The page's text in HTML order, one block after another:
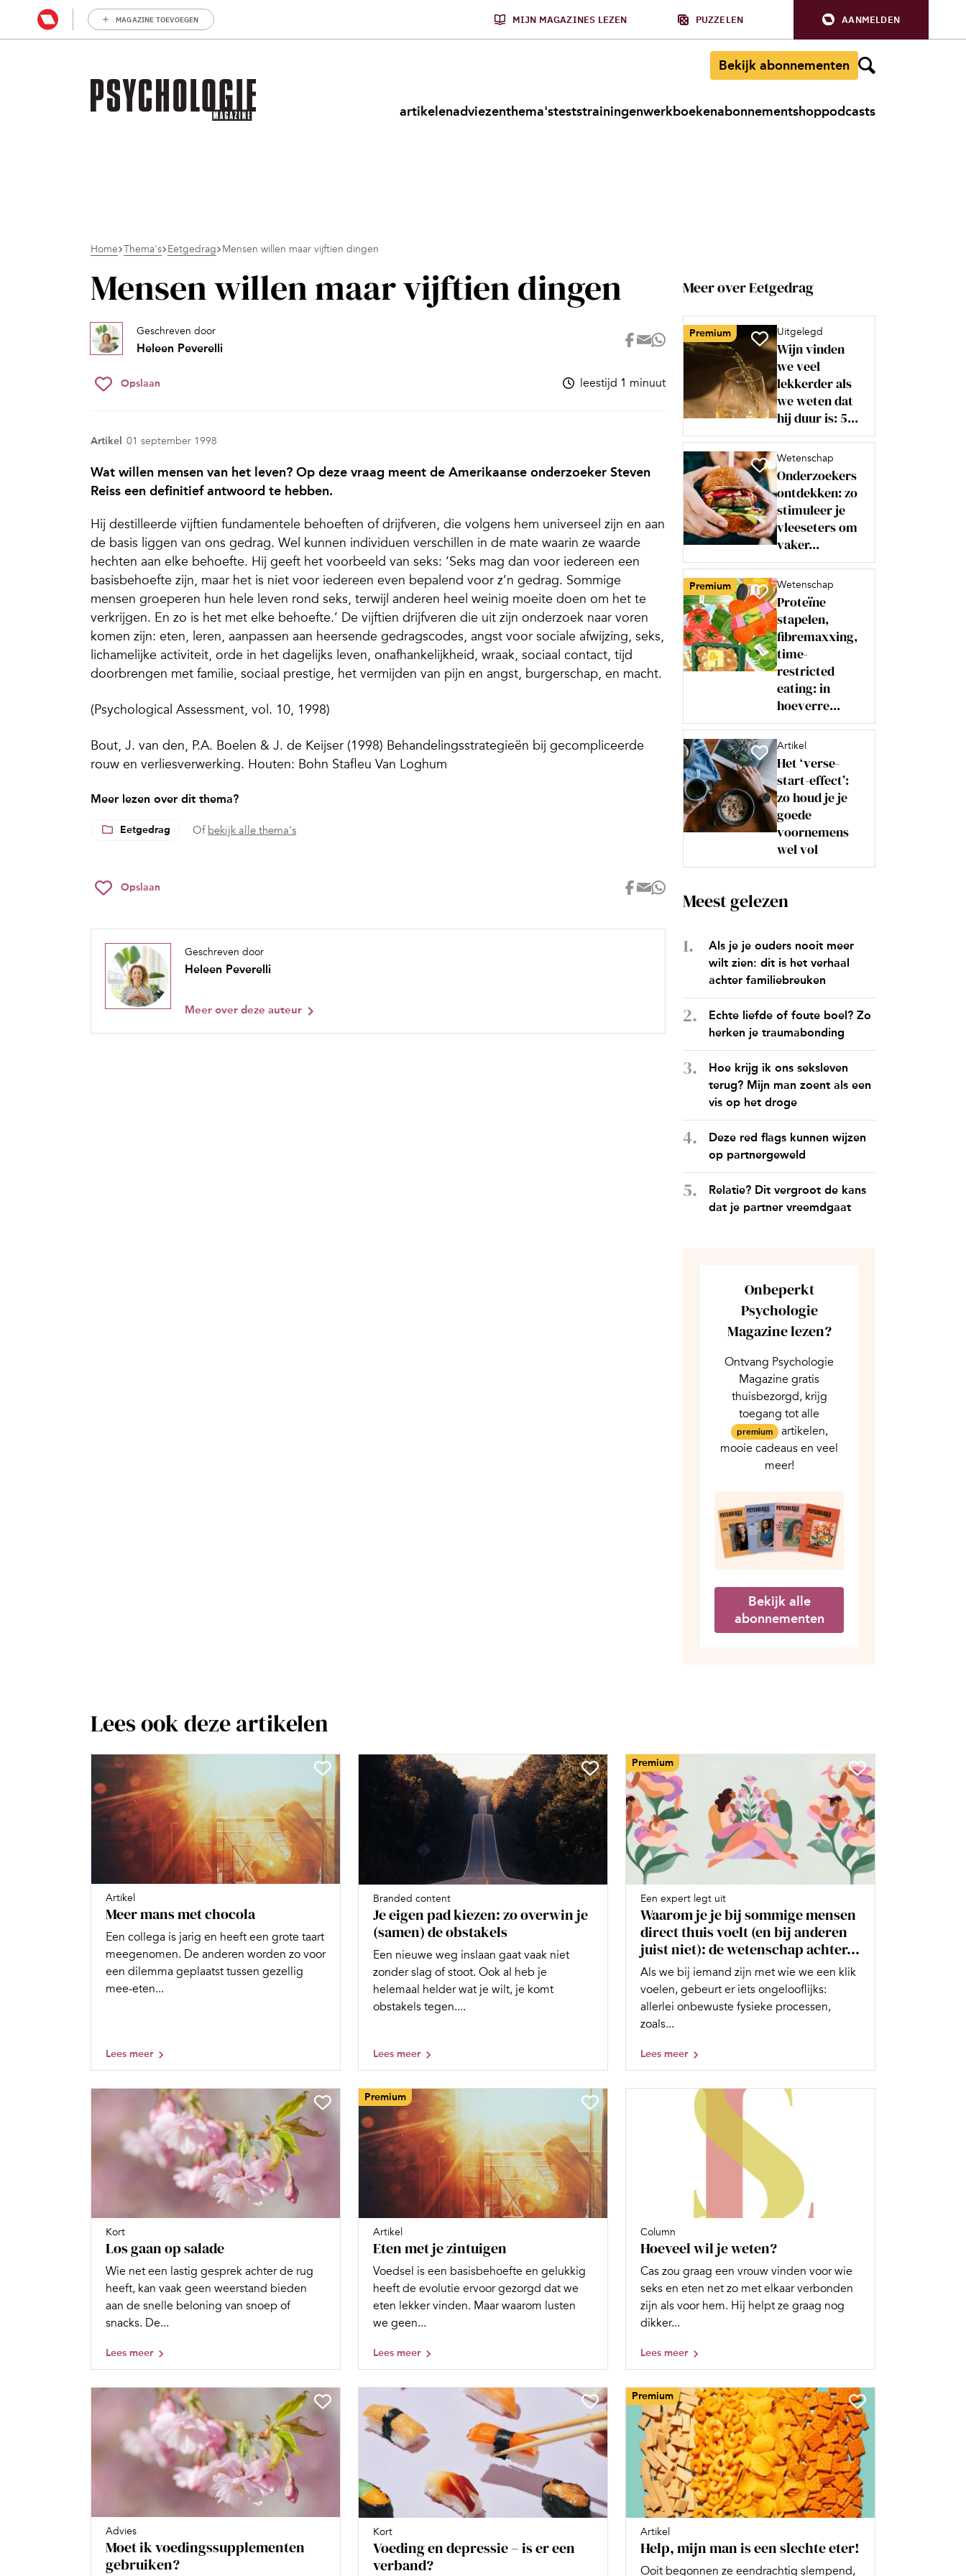
MAGAZINE TOEVOEGEN MIJN MAGAZINES LEZEN PUZZELEN AANMELDEN
Bekijk abonnementen
artikelenadviezenthema'steststrainingenwerkboekenabonnementshoppodcasts
Home Thema's Eetgedrag Mensen willen maar vijftien dingen
Mensen willen maar vijftien dingen
Geschreven door
Heleen Peverelli
Opslaan leestijd 1 minuut
Artikel 01 september 1998
Wat willen mensen van het leven? Op deze vraag meent de Amerikaanse onderzoeker Steven
Reiss een definitief antwoord te hebben.
Hij destilleerde vijftien fundamentele behoeften of drijfveren, die volgens hem universeel zijn en aan
de basis liggen van ons gedrag. Wel kunnen individuen verschillen in de mate waarin ze waarde
hechten aan elke behoefte. Hij geeft het voorbeeld van seks: ‘Seks mag dan voor iedereen een
basisbehoefte zijn, maar het is niet voor iedereen even bepalend voor z’n gedrag. Sommige
mensen groeperen hun hele leven rond seks, terwijl anderen heel weinig moeite doen om het te
verkrijgen. En zo is het met elke behoefte.’ De vijftien drijfveren die uit zijn onderzoek naar voren
komen zijn: eten, leren, aanpassen aan heersende gedragscodes, angst voor sociale afwijzing, seks,
lichamelijke activiteit, orde in het dagelijks leven, onafhankelijkheid, wraak, sociaal contact, tijd
doorbrengen met familie, sociaal prestige, het vermijden van pijn en angst, burgerschap, en macht.
(Psychological Assessment, vol. 10, 1998)
Bout, J. van den, P.A. Boelen & J. de Keijser (1998) Behandelingsstrategieën bij gecompliceerde
rouw en verliesverwerking. Houten: Bohn Stafleu Van Loghum
Meer lezen over dit thema?
Eetgedrag Of bekijk alle thema's
Opslaan
Geschreven door
Heleen Peverelli
Meer over deze auteur
Meer over Eetgedrag
Premium Uitgelegd
Wijn vinden
we veel
lekkerder als
we weten dat
hij duur is: 5...
Wetenschap
Onderzoekers
ontdekken: zo
stimuleer je
vleeseters om
vaker...
Premium Wetenschap
Proteïne
stapelen,
fibremaxxing,
time-
restricted
eating: in
hoeverre...
Artikel
Het ‘verse-
start-effect’:
zo houd je je
goede
voornemens
wel vol
Meest gelezen
Als je je ouders nooit meer
wilt zien: dit is het verhaal
achter familiebreuken
Echte liefde of foute boel? Zo
herken je traumabonding
Hoe krijg ik ons seksleven
terug? Mijn man zoent als een
vis op het droge
Deze red flags kunnen wijzen
op partnergeweld
Relatie? Dit vergroot de kans
dat je partner vreemdgaat
Onbeperkt
Psychologie
Magazine lezen?
Ontvang Psychologie
Magazine gratis
thuisbezorgd, krijg
toegang tot alle
premium artikelen,
mooie cadeaus en veel
meer!
Bekijk alle
abonnementen
Lees ook deze artikelen
Artikel
Meer mans met chocola
Een collega is jarig en heeft een grote taart
meegenomen. De anderen worden zo voor
een dilemma geplaatst tussen gezellig
mee-eten...
Lees meer
Branded content
Je eigen pad kiezen: zo overwin je
(samen) de obstakels
Een nieuwe weg inslaan gaat vaak niet
zonder slag of stoot. Ook al heb je
helemaal helder wat je wilt, je komt
obstakels tegen....
Lees meer
Premium
Een expert legt uit
Waarom je je bij sommige mensen
direct thuis voelt (en bij anderen
juist niet): de wetenschap achter...
Als we bij iemand zijn met wie we een klik
voelen, gebeurt er iets ongelooflijks:
allerlei onbewuste fysieke processen,
zoals...
Lees meer
Kort
Los gaan op salade
Wie net een lastig gesprek achter de rug
heeft, kan vaak geen weerstand bieden
aan de snelle beloning van snoep of
snacks. De...
Lees meer
Premium
Artikel
Eten met je zintuigen
Voedsel is een basisbehoefte en gelukkig
heeft de evolutie ervoor gezorgd dat we
eten lekker vinden. Maar waarom lusten
we geen...
Lees meer
Column
Hoeveel wil je weten?
Cas zou graag een vrouw vinden voor wie
seks en eten net zo met elkaar verbonden
zijn als voor hem. Hij helpt ze graag nog
dikker...
Lees meer
Advies
Moet ik voedingssupplementen
gebruiken?
Kort
Voeding en depressie – is er een
verband?
Premium
Artikel
Help, mijn man is een slechte eter!
Ooit begonnen ze eendrachtig slempend,